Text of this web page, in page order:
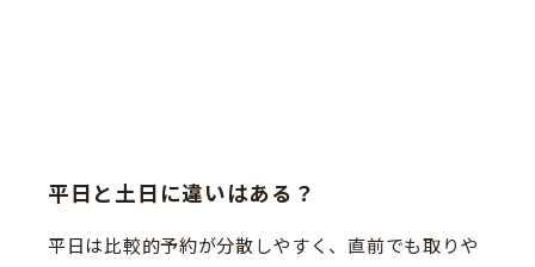
平日と土日に違いはある？
平日は比較的予約が分散しやすく、直前でも取りや